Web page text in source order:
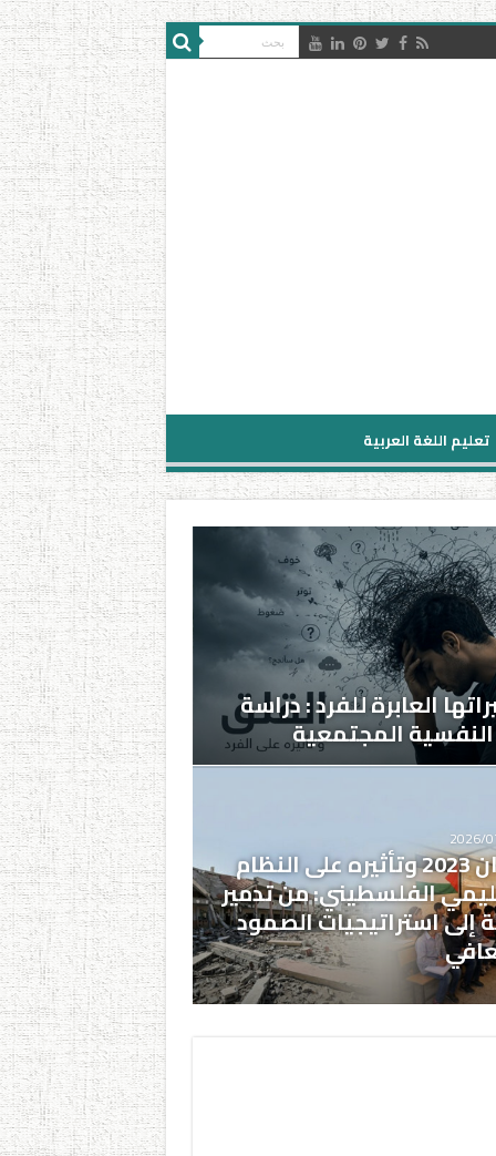
تعليم اللغة العربية
العابرة للفرد : دراسة
المجتمعية
2026/
عدوان 2023 وتأثيره على النظام
الفلسطيني: من تدمير
إلى استراتيجيات الصمود